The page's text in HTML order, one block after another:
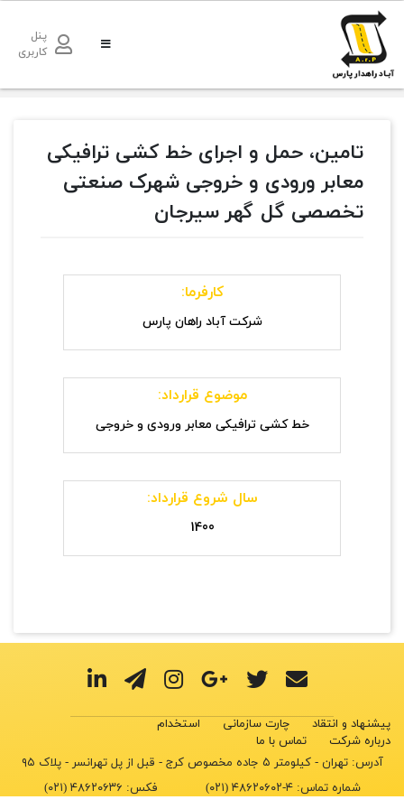
پنل
کاربری
تامین، حمل و اجرای خط کشی ترافیکی
معابر ورودی و خروجی شهرک صنعتی
تخصصی گل گهر سیرجان
کارفرما:
شرکت آباد راهان پارس
موضوع قرارداد:
خط کشی ترافیکی معابر ورودی و خروجی
سال شروع قرارداد:
1400
پیشنهاد و انتقاد چارت سازمانی
استخدام
درباره شرکت
تماس با ما
آدرس: تهران - کیلومتر ۵ جاده مخصوص کرج - قبل از پل تهرانسر - پلاک ۹۵
شماره تماس:۴-۴۸۶۲۰۶۰۲ (۰۲۱) فکس: ۴۸۶۲۰۶۳۶ (۰۲۱)